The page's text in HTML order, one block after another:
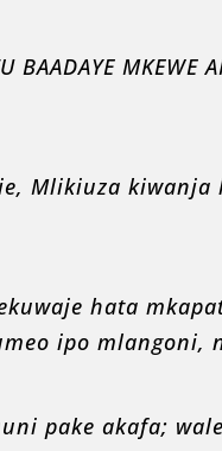
BAADAYE
Mlikiuza kiwanja
hata
ipo mlangoni,
pake akafa;